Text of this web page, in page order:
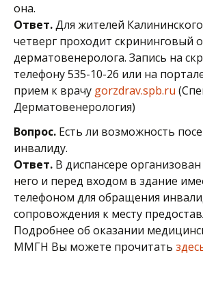
она.
Ответ.Для жителей
четверг проходит скрининговый
дерматовенеролога. Запись на
телефону 535-10-26 или на
прием к врачу gorzdrav.spb.ru
Дерматовенерология)
Вопрос. Есть ли возможность
инвалиду.
Ответ. В диспансере
него и перед входом в здание
телефоном для обращения
сопровождения к месту
Подробнее об оказании
ММГН Вы можете прочитать